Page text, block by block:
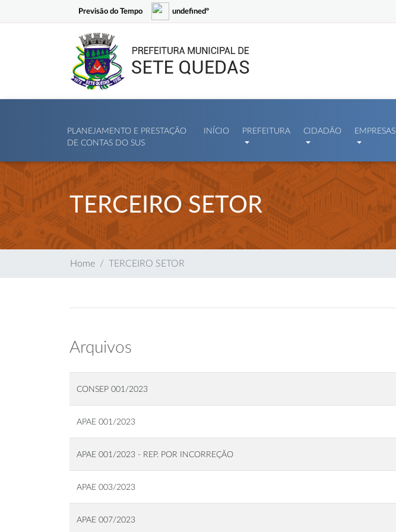
Previsão do Tempo undefinedº
PLANEJAMENTO E PRESTAÇÃO
DE CONTAS DO SUS
INÍCIO PREFEITURA CIDADÃO EMPRESAS
TERCEIRO SETOR
Home TERCEIRO SETOR
Arquivos
CONSEP 001/2023
APAE 001/2023
APAE 001/2023 - REP. POR INCORREÇÃO
APAE 003/2023
APAE 007/2023